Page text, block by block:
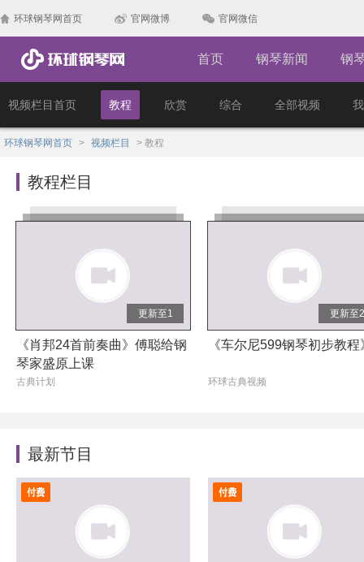
环球钢琴网首页 官网微博 官网微信
首页 钢琴新闻 钢
视频栏目首页 教程 欣赏 综合 全部视频
环球钢琴网首页 > 视频栏目 > 教程
教程栏目
更新至1
《肖邦24首前奏曲》傅聪给钢
琴家盛原上课
古典计划
更新至2
《车尔尼599钢琴初步教程
环球古典视频
最新节目